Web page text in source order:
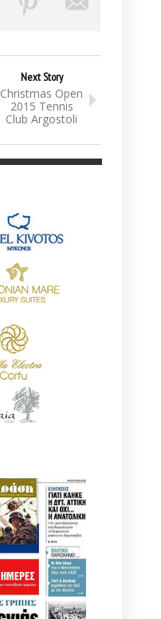
Next Story
Christmas Open
2015 Tennis
Club Argostoli